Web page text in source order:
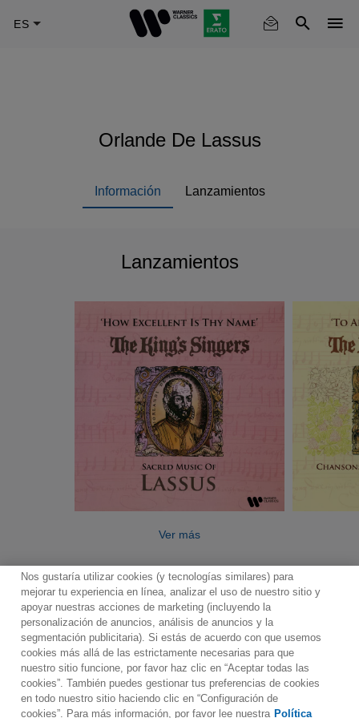
Orlande De Lassus
Información Lanzamientos
Lanzamientos
Ver más
Contacto Boletin informativo
Términos de Uso
Política de Privacidad
Mapa web
Política de cookies
Ajustes de Cookies
Nos gustaría utilizar cookies (y tecnologías similares) para
mejorar tu experiencia en línea, analizar el uso de nuestro sitio y
apoyar nuestras acciones de marketing (incluyendo la
personalización de anuncios, análisis de anuncios y la
segmentación publicitaria). Si estás de acuerdo con que usemos
cookies más allá de las estrictamente necesarias para que
nuestro sitio funcione, por favor haz clic en “Aceptar todas las
cookies”. También puedes gestionar tus preferencias de cookies
en todo nuestro sitio haciendo clic en “Configuración de
cookies”. Para más información, por favor lee nuestra Política